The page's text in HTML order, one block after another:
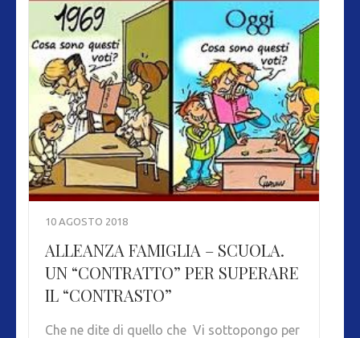
10 AGOSTO 2018
ALLEANZA FAMIGLIA – SCUOLA.
UN “CONTRATTO” PER SUPERARE
IL “CONTRASTO”
Che ne dite di quello che Vi sottopongo per